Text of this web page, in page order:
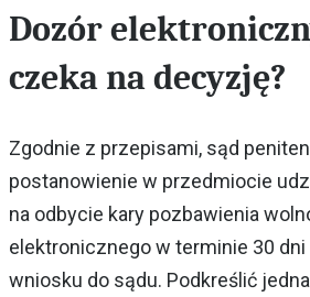
Dozór
czeka na decyzję?
Zgodnie z przepisami, sąd
postanowienie w przedmiocie
na odbycie kary pozbawienia
elektronicznego w terminie 30 dni
wniosku do sądu. Podkreślić